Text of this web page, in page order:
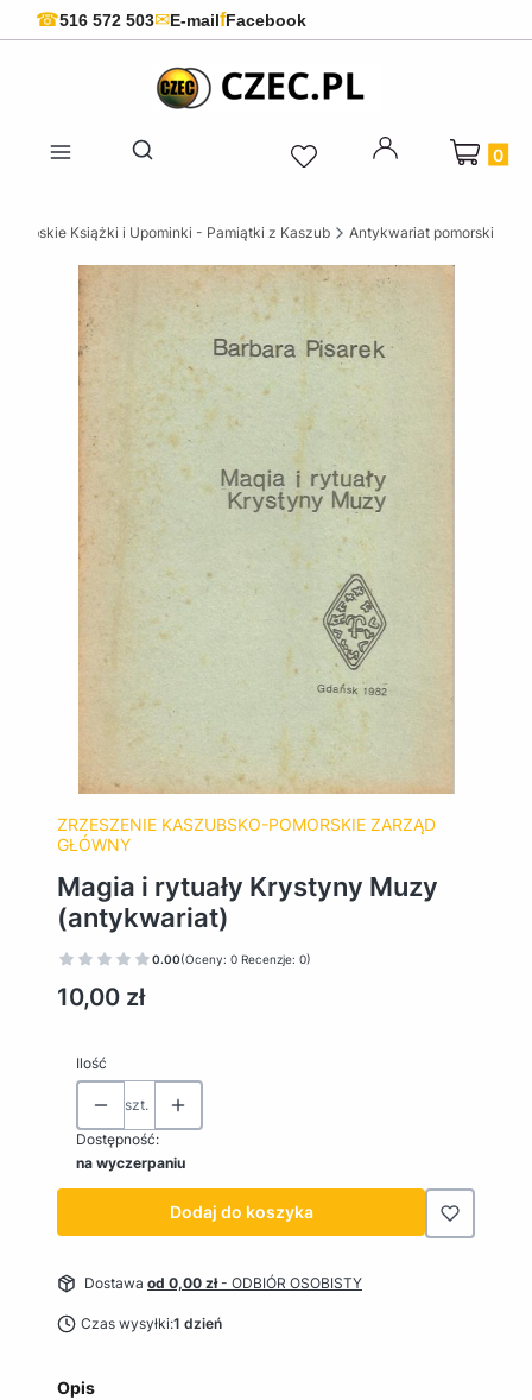
☎516 572 503✉E-mailfFacebook
Otwórz wyszukiwarkę
Produkty
Książki i Upominki - Pamiątki z Kaszub Antykwariat pomorski
ZRZESZENIE KASZUBSKO-POMORSKIE ZARZĄD
GŁÓWNY
Magia i rytuały Krystyny Muzy
(antykwariat)
0.00(Oceny: 0 Recenzje: 0)
Cena
10,00 zł
Ilość
szt.
Dostępność:
na wyczerpaniu
Dodaj do koszyka
Dostawa od 0,00 zł- ODBIÓR OSOBISTY
Czas wysyłki:1 dzień
Opis